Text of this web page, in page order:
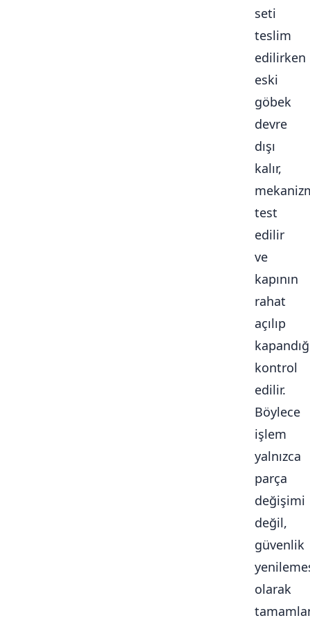
seti
teslim
edilirken
eski
göbek
devre
dışı
kalır,
test
edilir
ve
kapının
rahat
açılıp
kontrol
edilir.
Böylece
işlem
yalnızca
parça
değişimi
değil,
güvenlik
olarak